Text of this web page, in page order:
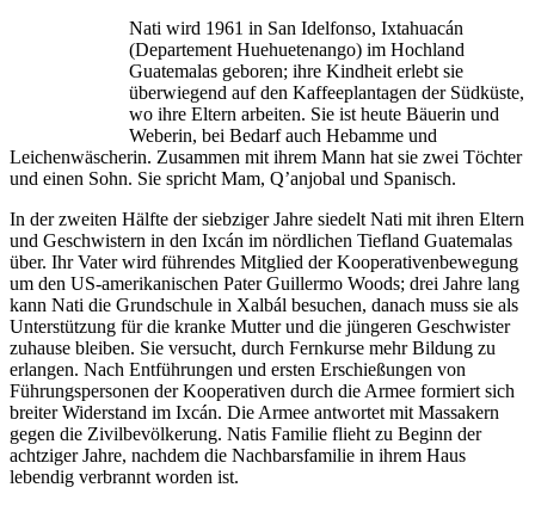
Nati wird 1961 in San Idelfonso, Ixtahuacán
(Departement Huehuetenango) im Hochland
Guatemalas geboren; ihre Kindheit erlebt sie
überwiegend auf den Kaffeeplantagen der Südküste,
wo ihre Eltern arbeiten. Sie ist heute Bäuerin und
Weberin, bei Bedarf auch Hebamme und
Leichenwäscherin. Zusammen mit ihrem Mann hat sie zwei Töchter
und einen Sohn. Sie spricht Mam, Q’anjobal und Spanisch.
In der zweiten Hälfte der siebziger Jahre siedelt Nati mit ihren Eltern
und Geschwistern in den Ixcán im nördlichen Tiefland Guatemalas
über. Ihr Vater wird führendes Mitglied der Kooperativenbewegung
um den US-amerikanischen Pater Guillermo Woods; drei Jahre lang
kann Nati die Grundschule in Xalbál besuchen, danach muss sie als
Unterstützung für die kranke Mutter und die jüngeren Geschwister
zuhause bleiben. Sie versucht, durch Fernkurse mehr Bildung zu
erlangen. Nach Entführungen und ersten Erschießungen von
Führungspersonen der Kooperativen durch die Armee formiert sich
breiter Widerstand im Ixcán. Die Armee antwortet mit Massakern
gegen die Zivilbevölkerung. Natis Familie flieht zu Beginn der
achtziger Jahre, nachdem die Nachbarsfamilie in ihrem Haus
lebendig verbrannt worden ist.